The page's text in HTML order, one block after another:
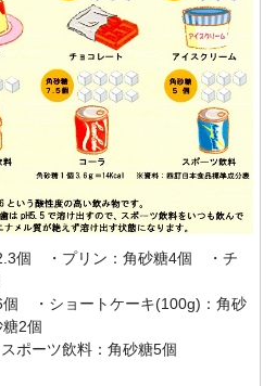
2.3個 ・プリン：角砂糖4個 ・チ
個 ・ショートケーキ(100g)：角砂
2個
ポーツ飲料：角砂糖5個